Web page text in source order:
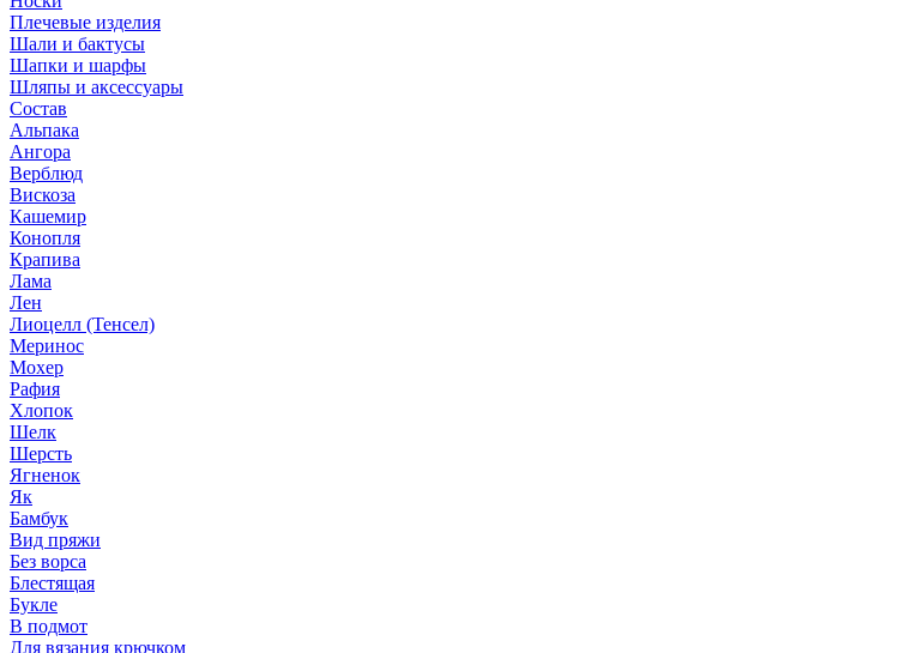
Плечевые изделия
Шали и бактусы
Шапки и шарфы
Шляпы и аксессуары
Состав
Альпака
Ангора
Верблюд
Вискоза
Кашемир
Конопля
Крапива
Лама
Лен
Лиоцелл (Тенсел)
Меринос
Мохер
Рафия
Хлопок
Шелк
Шерсть
Ягненок
Як
Бамбук
Вид пряжи
Без ворса
Блестящая
Букле
В подмот
Для вязания крючком